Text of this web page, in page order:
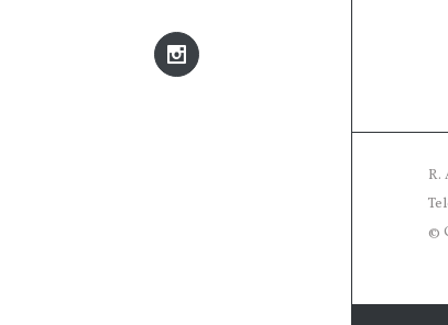
Instagram
R.
©